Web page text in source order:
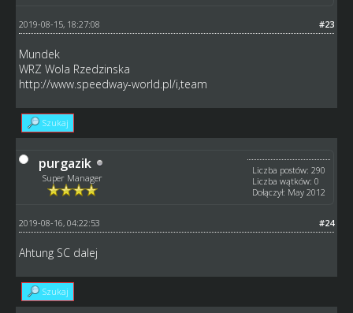
#23
2019-08-15, 18:27:08
Mundek
WRZ Wola Rzedzinska
http://www.speedway-world.pl/i,team
Szukaj
purgazik
Super Manager
Liczba postów: 290
Liczba wątków: 0
Dołączył: May 2012
#24
2019-08-16, 04:22:53
Ahtung SC dalej
Szukaj